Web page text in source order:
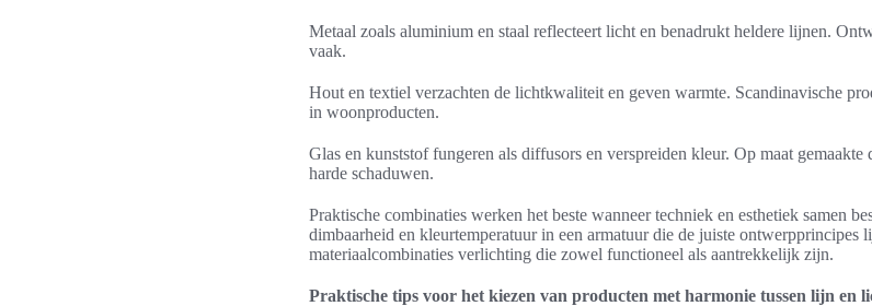
Metaal zoals aluminium en staal reflecteert licht en benadrukt heldere lijnen.
vaak.
Hout en textiel verzachten de lichtkwaliteit en geven warmte. Scandinavische
in woonproducten.
Glas en kunststof fungeren als diffusors en verspreiden kleur. Op maat
harde schaduwen.
Praktische combinaties werken het beste wanneer techniek en esthetiek samen
dimbaarheid en kleurtemperatuur in een armatuur die de juiste ontwerpprincipes
materiaalcombinaties verlichting die zowel functioneel als aantrekkelijk zijn.
Praktische tips voor het kiezen van producten met harmonie tussen lijn en